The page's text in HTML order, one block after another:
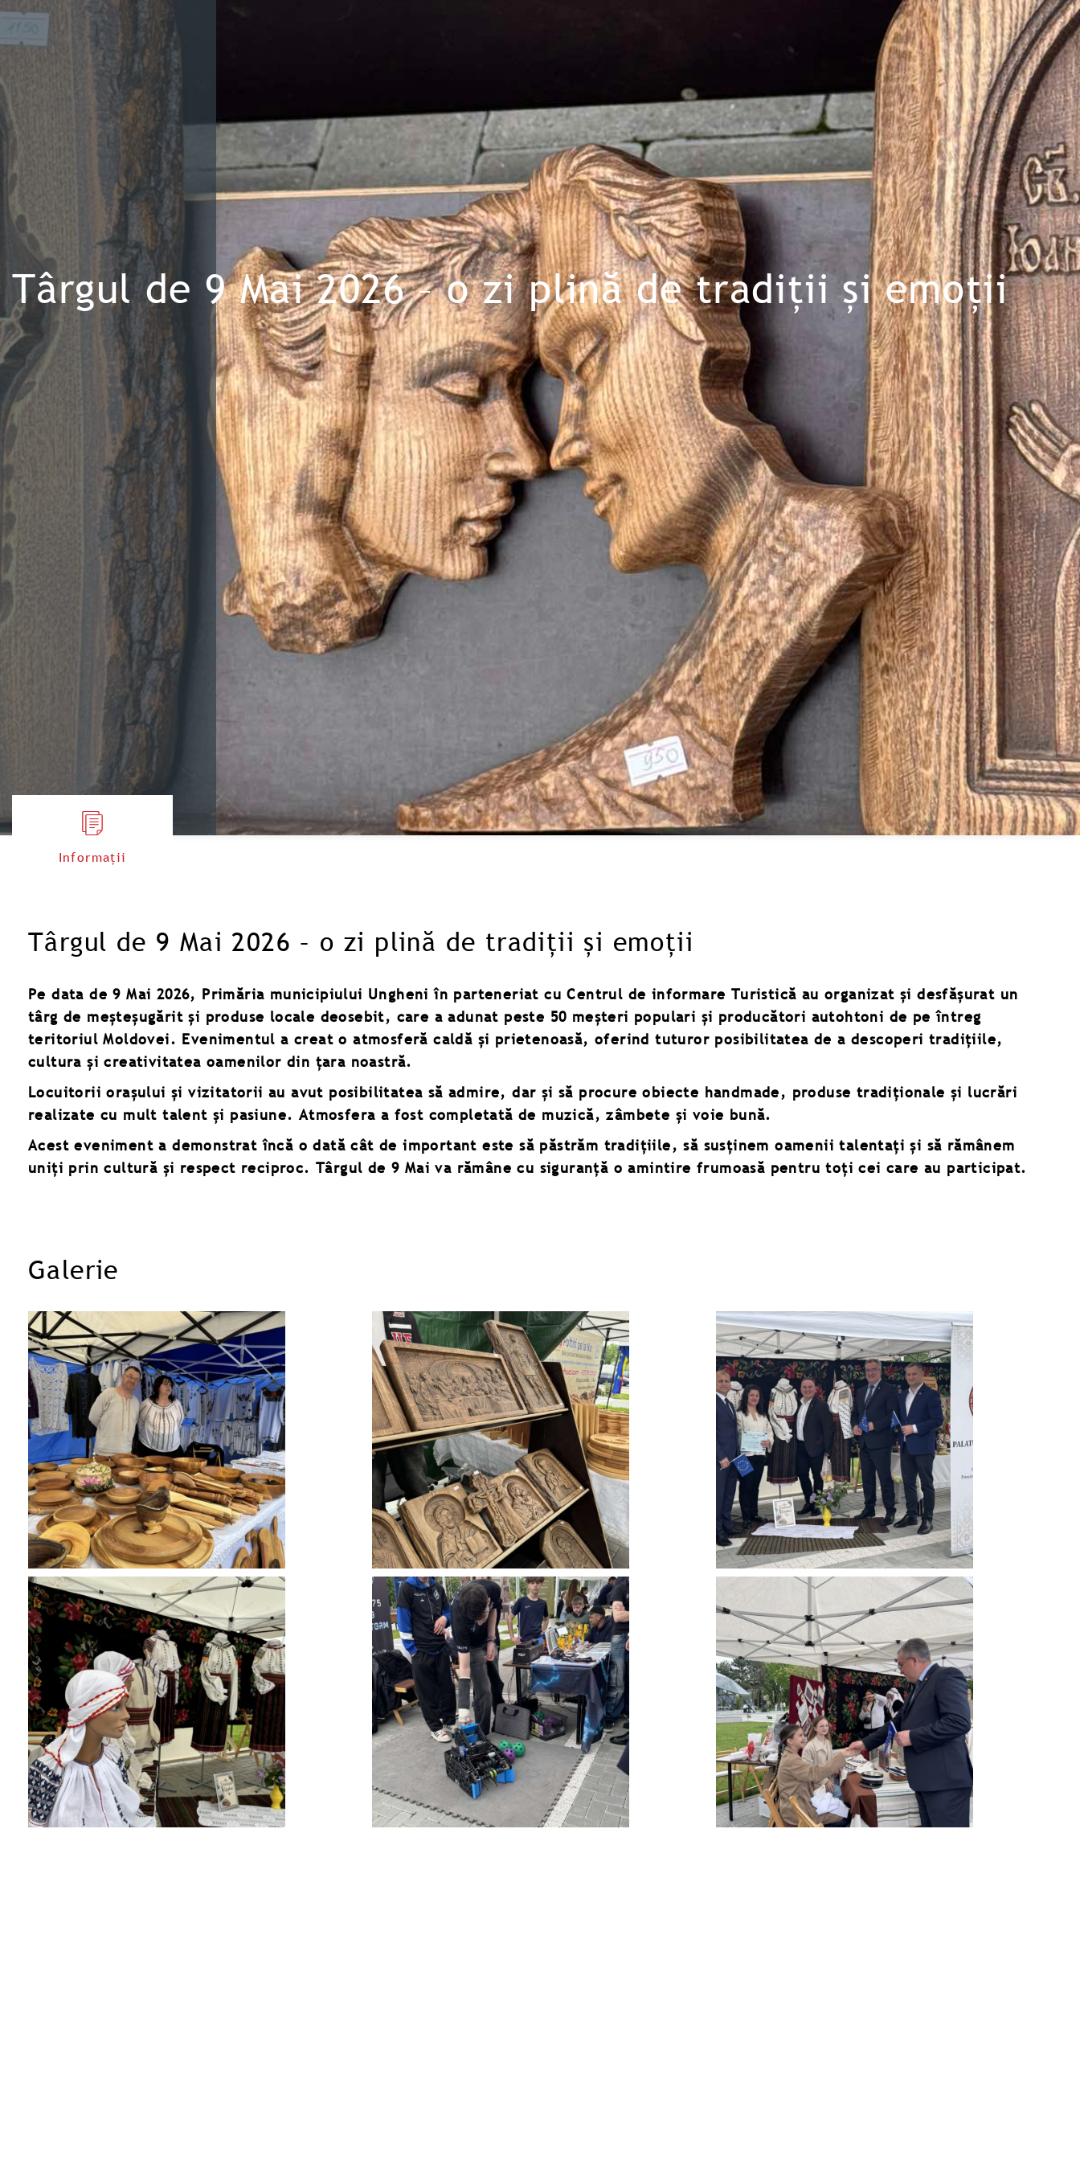
Târgul de 9 Mai 2026 – o zi plină de tradiții și emoții
Informații
Târgul de 9 Mai 2026 – o zi plină de tradiții și emoții
Pe data de 9 Mai 2026, Primăria municipiului Ungheni în parteneriat cu Centrul de informare Turistică au organizat și desfășurat un
târg de meșteșugărit și produse locale deosebit, care a adunat peste 50 meșteri populari și producători autohtoni de pe întreg
teritoriul Moldovei. Evenimentul a creat o atmosferă caldă și prietenoasă, oferind tuturor posibilitatea de a descoperi tradițiile,
cultura și creativitatea oamenilor din țara noastră.
Locuitorii orașului și vizitatorii au avut posibilitatea să admire, dar și să procure obiecte handmade, produse tradiționale și lucrări
realizate cu mult talent și pasiune. Atmosfera a fost completată de muzică, zâmbete și voie bună.
Acest eveniment a demonstrat încă o dată cât de important este să păstrăm tradițiile, să susținem oamenii talentați și să rămânem
uniți prin cultură și respect reciproc. Târgul de 9 Mai va rămâne cu siguranță o amintire frumoasă pentru toți cei care au participat.
Galerie